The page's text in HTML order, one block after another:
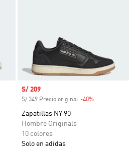
Precio de venta
S/ 209
S/ 349 Precio original -40%
Zapatillas NY 90
Hombre Originals
10 colores
Solo en adidas